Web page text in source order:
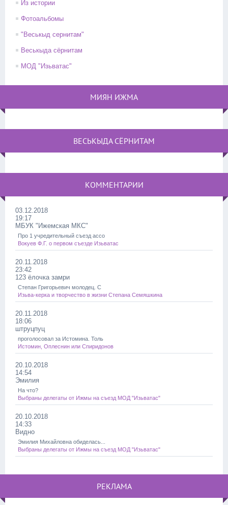
Из истории
Фотоальбомы
"Веськыд сернитам"
Веськыда сёрнитам
МОД "Изьватас"
МИЯН ИЖМА
ВЕСЬКЫДА СЁРНИТАМ
КОММЕНТАРИИ
03.12.2018
19:17
МБУК "Ижемская МКС"
Про 1 учредительный съезд ассо
Вокуев Ф.Г. о первом съезде Изьватас
20.11.2018
23:42
123 ёлочка замри
Степан Григорьевич молодец. С
Изьва-керка и творчество в жизни Степана Семяшкина
20.11.2018
18:06
штруцпуц
проголосовал за Истомина. Толь
Истомин, Оплеснин или Спиридонов
20.10.2018
14:54
Эмилия
На что?
Выбраны делегаты от Ижмы на съезд МОД "Изьватас"
20.10.2018
14:33
Видно
Эмилия Михайловна обиделась...
Выбраны делегаты от Ижмы на съезд МОД "Изьватас"
РЕКЛАМА